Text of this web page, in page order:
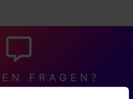
FRAGEN?